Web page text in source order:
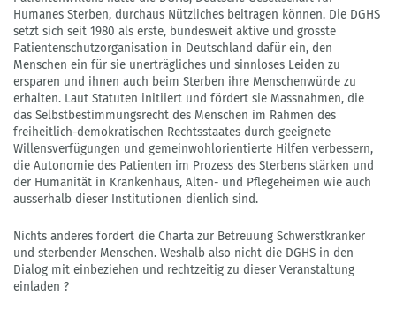
Humanes Sterben, durchaus Nützliches beitragen können. Die DGHS
setzt sich seit 1980 als erste, bundesweit aktive und grösste
Patientenschutzorganisation in Deutschland dafür ein, den
Menschen ein für sie unerträgliches und sinnloses Leiden zu
ersparen und ihnen auch beim Sterben ihre Menschenwürde zu
erhalten. Laut Statuten initiiert und fördert sie Massnahmen, die
das Selbstbestimmungsrecht des Menschen im Rahmen des
freiheitlich-demokratischen Rechtsstaates durch geeignete
Willensverfügungen und gemeinwohlorientierte Hilfen verbessern,
die Autonomie des Patienten im Prozess des Sterbens stärken und
der Humanität in Krankenhaus, Alten- und Pflegeheimen wie auch
ausserhalb dieser Institutionen dienlich sind.
Nichts anderes fordert die Charta zur Betreuung Schwerstkranker
und sterbender Menschen. Weshalb also nicht die DGHS in den
Dialog mit einbeziehen und rechtzeitig zu dieser Veranstaltung
einladen ?